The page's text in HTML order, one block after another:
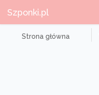
Szponki.pl
Strona główna